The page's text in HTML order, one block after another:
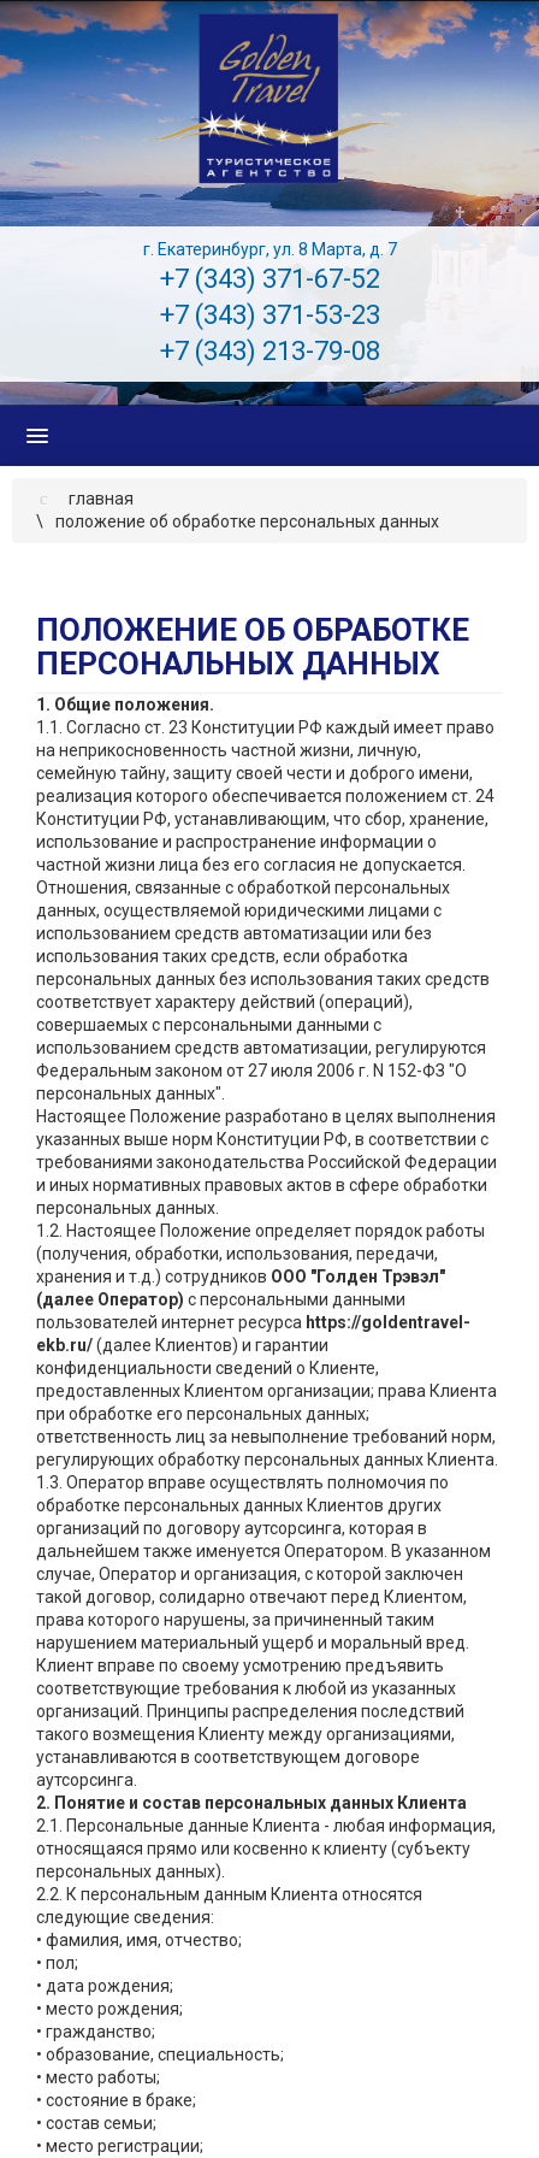
г. Екатеринбург, ул. 8 Марта, д. 7
+7 (343) 371-67-52
+7 (343) 371-53-23
+7 (343) 213-79-08
главная
положение об обработке персональных данных
ПОЛОЖЕНИЕ ОБ ОБРАБОТКЕ
ПЕРСОНАЛЬНЫХ ДАННЫХ
1. Общие положения.
1.1. Согласно ст. 23 Конституции РФ каждый имеет право
на неприкосновенность частной жизни, личную,
семейную тайну, защиту своей чести и доброго имени,
реализация которого обеспечивается положением ст. 24
Конституции РФ, устанавливающим, что сбор, хранение,
использование и распространение информации о
частной жизни лица без его согласия не допускается.
Отношения, связанные с обработкой персональных
данных, осуществляемой юридическими лицами с
использованием средств автоматизации или без
использования таких средств, если обработка
персональных данных без использования таких средств
соответствует характеру действий (операций),
совершаемых с персональными данными с
использованием средств автоматизации, регулируются
Федеральным законом от 27 июля 2006 г. N 152-ФЗ "О
персональных данных".
Настоящее Положение разработано в целях выполнения
указанных выше норм Конституции РФ, в соответствии с
требованиями законодательства Российской Федерации
и иных нормативных правовых актов в сфере обработки
персональных данных.
1.2. Настоящее Положение определяет порядок работы
(получения, обработки, использования, передачи,
хранения и т.д.) сотрудников ООО "Голден Трэвэл"
(далее Оператор) с персональными данными
пользователей интернет ресурса https://goldentravel-
ekb.ru/(далее Клиентов) и гарантии
конфиденциальности сведений о Клиенте,
предоставленных Клиентом организации; права Клиента
при обработке его персональных данных;
ответственность лиц за невыполнение требований норм,
регулирующих обработку персональных данных Клиента.
1.3. Оператор вправе осуществлять полномочия по
обработке персональных данных Клиентов других
организаций по договору аутсорсинга, которая в
дальнейшем также именуется Оператором. В указанном
случае, Оператор и организация, с которой заключен
такой договор, солидарно отвечают перед Клиентом,
права которого нарушены, за причиненный таким
нарушением материальный ущерб и моральный вред.
Клиент вправе по своему усмотрению предъявить
соответствующие требования к любой из указанных
организаций. Принципы распределения последствий
такого возмещения Клиенту между организациями,
устанавливаются в соответствующем договоре
аутсорсинга.
2. Понятие и состав персональных данных Клиента
2.1. Персональные данные Клиента - любая информация,
относящаяся прямо или косвенно к клиенту (субъекту
персональных данных).
2.2. К персональным данным Клиента относятся
следующие сведения:
• фамилия, имя, отчество;
• пол;
• дата рождения;
• место рождения;
• гражданство;
• образование, специальность;
• место работы;
• состояние в браке;
• состав семьи;
• место регистрации;